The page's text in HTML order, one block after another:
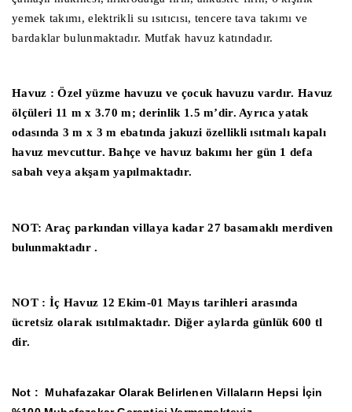
yemek takımı, elektrikli su ısıtıcısı, tencere tava takımı ve
bardaklar bulunmaktadır. Mutfak havuz katındadır.
Havuz : Özel yüzme havuzu ve çocuk havuzu vardır. Havuz
ölçüleri 11 m x 3.70 m; derinlik 1.5 m’dir. Ayrıca yatak
odasında 3 m x 3 m ebatında jakuzi özellikli ısıtmalı kapalı
havuz mevcuttur. Bahçe ve havuz bakımı her gün 1 defa
sabah veya akşam yapılmaktadır.
NOT: Araç parkından villaya kadar 27 basamaklı merdiven
bulunmaktadır .
NOT : İç Havuz 12 Ekim-01 Mayıs tarihleri arasında
ücretsiz olarak ısıtılmaktadır. Diğer aylarda günlük 600 tl
dir.
Not : Muhafazakar Olarak Belirlenen Villaların Hepsi İçin